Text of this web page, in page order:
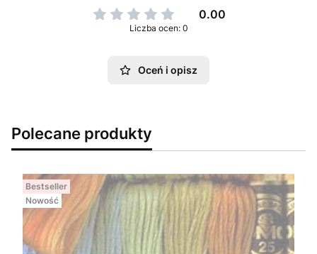
0.00
Liczba ocen: 0
Oceń i opisz
Polecane produkty
Bestseller
Nowość